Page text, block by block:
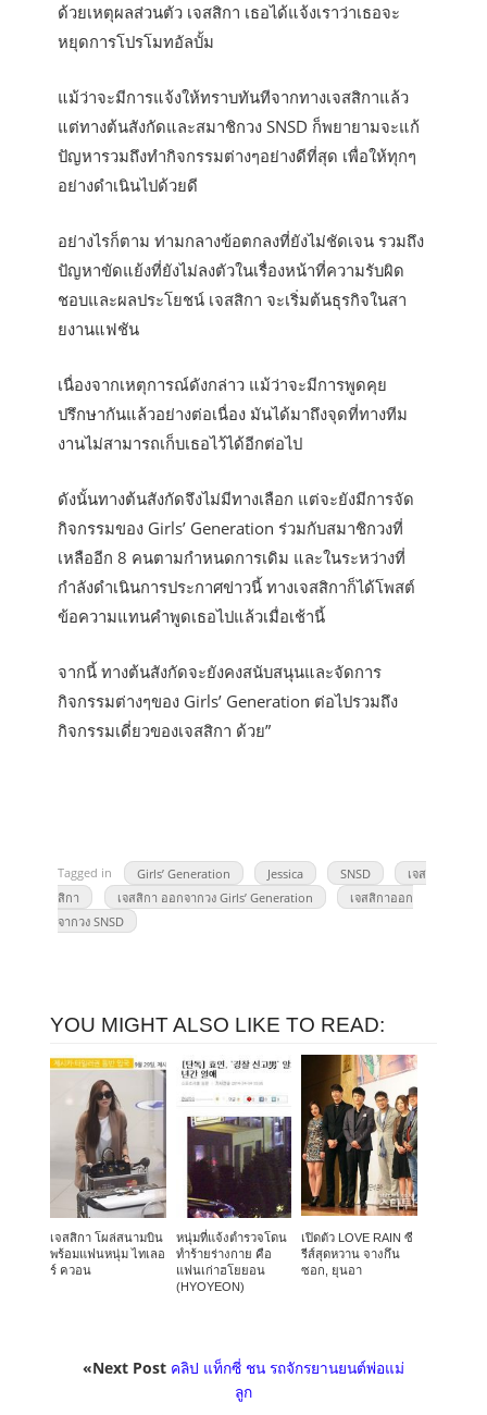
ด้วยเหตุผลส่วนตัว เจสสิกา เธอได้แจ้งเราว่าเธอจะ
หยุดการโปรโมทอัลบั้ม
แม้ว่าจะมีการแจ้งให้ทราบทันทีจากทางเจสสิกาแล้ว
แต่ทางต้นสังกัดและสมาชิกวง SNSD ก็พยายามจะแก้
ปัญหารวมถึงทำกิจกรรมต่างๆอย่างดีที่สุด เพื่อให้ทุกๆ
อย่างดำเนินไปด้วยดี
อย่างไรก็ตาม ท่ามกลางข้อตกลงที่ยังไม่ชัดเจน รวมถึง
ปัญหาขัดแย้งที่ยังไม่ลงตัวในเรื่องหน้าที่ความรับผิด
ชอบและผลประโยชน์ เจสสิกา จะเริ่มต้นธุรกิจในสา
ยงานแฟชัน
เนื่องจากเหตุการณ์ดังกล่าว แม้ว่าจะมีการพูดคุย
ปรึกษากันแล้วอย่างต่อเนื่อง มันได้มาถึงจุดที่ทางทีม
งานไม่สามารถเก็บเธอไว้ได้อีกต่อไป
ดังนั้นทางต้นสังกัดจึงไม่มีทางเลือก แต่จะยังมีการจัด
กิจกรรมของ Girls’ Generation ร่วมกับสมาชิกวงที่
เหลืออีก 8 คนตามกำหนดการเดิม และในระหว่างที่
กำลังดำเนินการประกาศข่าวนี้ ทางเจสสิกาก็ได้โพสต์
ข้อความแทนคำพูดเธอไปแล้วเมื่อเช้านี้
จากนี้ ทางต้นสังกัดจะยังคงสนับสนุนและจัดการ
กิจกรรมต่างๆของ Girls’ Generation ต่อไปรวมถึง
กิจกรรมเดี่ยวของเจสสิกา ด้วย”
Tagged in Girls’ Generation Jessica SNSD
เจส
สิกา
เจสสิกา ออกจากวง Girls’ Generation
เจสสิกาออก
จากวง SNSD
YOU MIGHT ALSO LIKE TO READ:
เจสสิกา โผล่สนามบิน
พร้อมแฟนหนุ่ม ไทเลอ
ร์ ควอน
หนุ่มที่แจ้งตำรวจโดน
ทำร้ายร่างกาย คือ
แฟนเก่าฮโยยอน
(HYOYEON)
เปิดตัว LOVE RAIN ซี
รีส์สุดหวาน จางกึน
ซอก, ยุนอา
«Next Post คลิป แท็กซี่ ชน รถจักรยานยนต์พ่อแม่
ลูก